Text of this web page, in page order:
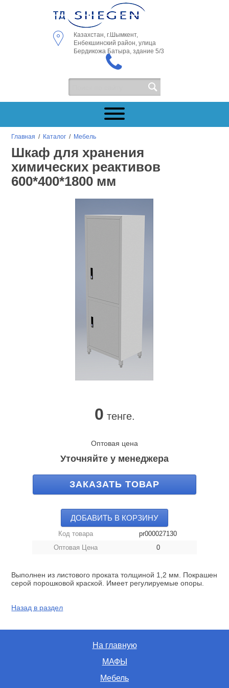
Казахстан, г.Шымкент,
Енбекшинский район, улица
Бердикожа Батыра, здание 5/3
Главная / Каталог / Мебель
Шкаф для хранения
химических реактивов
600*400*1800 мм
0 тенге.
Оптовая цена
Уточняйте у менеджера
ЗАКАЗАТЬ ТОВАР
ДОБАВИТЬ В КОРЗИНУ
Код товара
pr000027130
Оптовая Цена
0
Выполнен из листового проката толщиной 1,2 мм. Покрашен
серой порошковой краской. Имеет регулируемые опоры.
Назад в раздел
На главную
МАФЫ
Мебель